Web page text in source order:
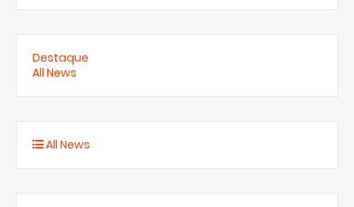
Destaque
All News
All News